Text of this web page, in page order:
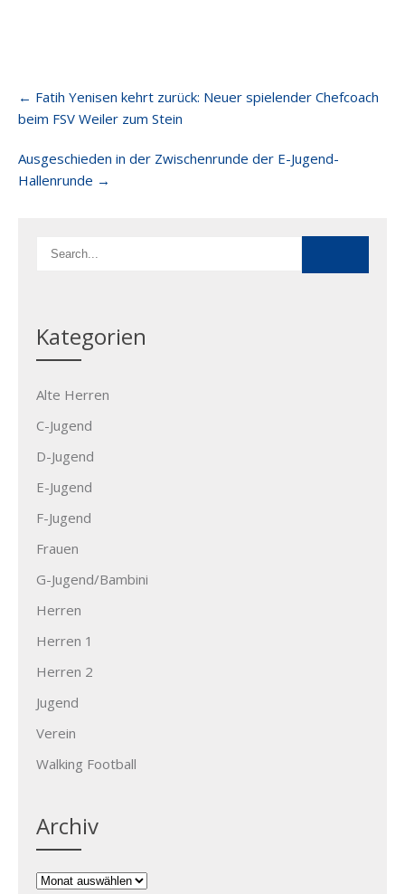
Post
navigation
← Fatih Yenisen kehrt zurück: Neuer spielender Chefcoach
beim FSV Weiler zum Stein
Ausgeschieden in der Zwischenrunde der E-Jugend-
Hallenrunde →
Kategorien
Alte Herren
C-Jugend
D-Jugend
E-Jugend
F-Jugend
Frauen
G-Jugend/Bambini
Herren
Herren 1
Herren 2
Jugend
Verein
Walking Football
Archiv
Archiv